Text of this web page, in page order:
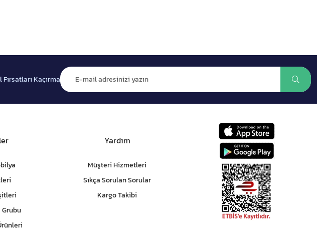
Fırsatları Kaçırma
Yardım
Müşteri Hizmetleri
Sıkça Sorulan Sorular
Kargo Takibi